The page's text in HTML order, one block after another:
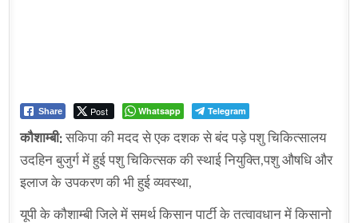
Share Post Whatsapp Telegram
कौशाम्बी:सकिपा की मदद से एक दशक से बंद पड़े पशु चिकित्सालय
उदहिन बुजुर्ग में हुई पशु चिकित्सक की स्थाई नियुक्ति,पशु औषधि और
इलाज के उपकरण की भी हुई व्यवस्था,
यूपी के कौशाम्बी जिले में समर्थ किसान पार्टी के तत्वावधान में किसानो